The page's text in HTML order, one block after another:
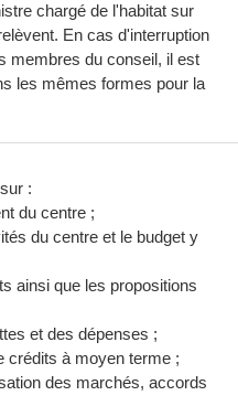
chargé de l'habitat sur
En cas d'interruption
membres du conseil, il est
les mêmes formes pour la
:
du centre ;
du centre et le budget y
ainsi que les propositions
et des dépenses ;
crédits à moyen terme ;
des marchés, accords